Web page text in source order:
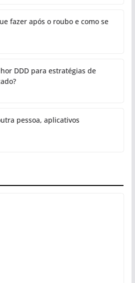
fazer após o roubo e como se
DDD para estratégias de
pessoa, aplicativos